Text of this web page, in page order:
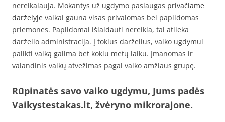
nereikalauja. Mokantys už ugdymo paslaugas privačiame
darželyje vaikai gauna visas privalomas bei papildomas
priemones. Papildomai išlaidauti nereikia, tai atlieka
darželio administracija. Į tokius darželius, vaiko ugdymui
palikti vaiką galima bet kokiu metų laiku. Įmanomas ir
valandinis vaikų atvežimas pagal vaiko amžiaus grupę.
Rūpinatės savo vaiko ugdymu, Jums padės
Vaikystestakas.lt, žvėryno mikrorajone.